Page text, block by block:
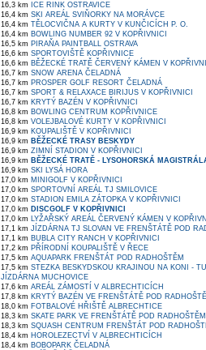
16,3 km ICE RINK OSTRAVICE
16,4 km SKI AREÁL SVIŇORKY NA MORÁVCE
16,4 km TĚLOCVIČNA A KURTY V KUNČICÍCH P. O.
16,4 km BOWLING NUMBER 92 V KOPŘIVNICI
16,5 km PIRAŇA PAINTBALL OSTRAVA
16,6 km SPORTOVIŠTĚ KOPŘIVNICE
16,6 km BĚŽECKÉ TRATĚ ČERVENÝ KÁMEN V
16,7 km SNOW ARENA ČELADNÁ
16,7 km PROSPER GOLF RESORT ČELADNÁ
16,7 km SPORT & RELAXACE BIRIJUS V KOPŘIVNICI
16,7 km KRYTÝ BAZÉN V KOPŘIVNICI
16,8 km BOWLING CENTRUM KOPŘIVNICE
16,8 km VOLEJBALOVÉ KURTY V KOPŘIVNICI
16,9 km KOUPALIŠTĚ V KOPŘIVNICI
16,9 km BĚŽECKÉ TRASY BESKYDY
16,9 km ZIMNÍ STADION V KOPŘIVNICI
16,9 km BĚŽECKÉ TRATĚ - LYSOHORSKÁ
16,9 km SKI LYSÁ HORA
17,0 km MINIGOLF V KOPŘIVNICI
17,0 km SPORTOVNÍ AREÁL TJ SMILOVICE
17,0 km STADION EMILA ZÁTOPKA V KOPŘIVNICI
17,0 km DISCGOLF V KOPŘIVNICI
17,0 km LYŽAŘSKÝ AREÁL ČERVENÝ KÁMEN V
17,1 km JÍZDÁRNA TJ SLOVAN VE FRENŠTÁTĚ POD
17,1 km BUBLA CITY RANCH V KOPŘIVNICI
17,2 km PŘÍRODNÍ KOUPALIŠTĚ V ŘECE
17,5 km AQUAPARK FRENŠTÁT POD RADHOŠTĚM
17,5 km STEZKA BESKYDSKOU KRAJINOU NA KONI -
JÍZDÁRNA MUCHOVICE
17,6 km AREÁL ZÁMOSTÍ V ALBRECHTICÍCH
17,8 km KRYTÝ BAZÉN VE FRENŠTÁTĚ POD
18,0 km FOTBALOVÉ HŘIŠTĚ ALBRECHTICE
18,3 km SKATE PARK VE FRENŠTÁTĚ POD RADHOŠTĚM
18,3 km SQUASH CENTRUM FRENŠTÁT POD
18,4 km HOROLEZECTVÍ V ALBRECHTICÍCH
18,4 km BOBOPARK ČELADNÁ